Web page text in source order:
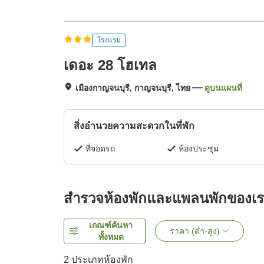
โรงแรม
เดอะ 28 โฮเทล
เมืองกาญจนบุรี, กาญจนบุรี, ไทย ดูบนแผนที่
สิ่งอำนวยความสะดวกในที่พัก
ที่จอดรถ ห้องประชุม
สำรวจห้องพักและแพลนพักของเ
เกณฑ์ค้นหา
ทั้งหมด
ราคา (ต่ำ-สูง)
2 ประเภทห้องพัก